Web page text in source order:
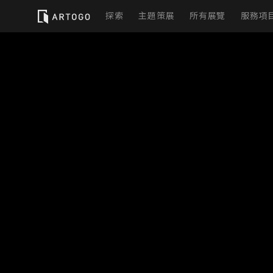
探索 主題策展 所有展覽 服務項